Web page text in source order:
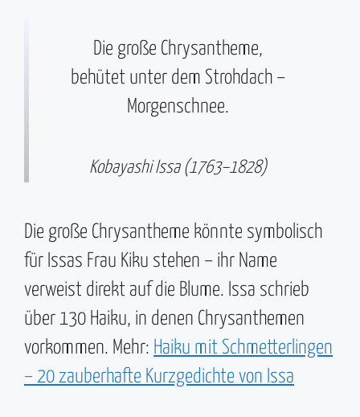
Die große Chrysantheme,
behütet unter dem Strohdach –
Morgenschnee.
Kobayashi Issa (1763–1828)
Die große Chrysantheme könnte symbolisch
für Issas Frau Kiku stehen – ihr Name
verweist direkt auf die Blume. Issa schrieb
über 130 Haiku, in denen Chrysanthemen
vorkommen. Mehr: Haiku mit Schmetterlingen
– 20 zauberhafte Kurzgedichte von Issa